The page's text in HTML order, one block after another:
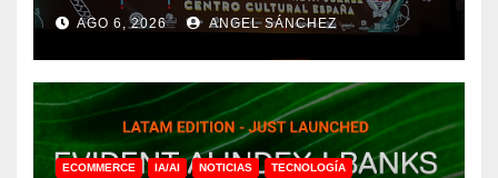
AGO 6, 2026 ANGEL SÁNCHEZ
ECOMMERCE IA/AI NOTICIAS TECNOLOGÍA